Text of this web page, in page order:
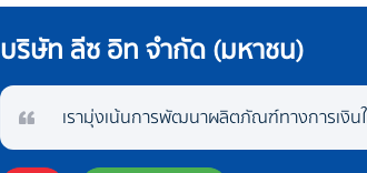
บริษัท ลีซ อิท จำกัด (มหาชน)
เรามุ่งเน้นการพัฒนาผลิตภัณฑ์ทางการเงิน